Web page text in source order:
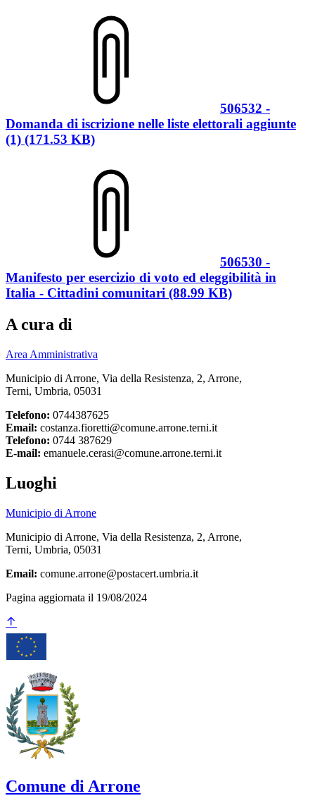
506532 -
Domanda di iscrizione nelle liste elettorali aggiunte
(1) (171.53 KB)
506530 -
Manifesto per esercizio di voto ed eleggibilità in
Italia - Cittadini comunitari (88.99 KB)
A cura di
Area Amministrativa
Municipio di Arrone, Via della Resistenza, 2, Arrone,
Terni, Umbria, 05031
Telefono: 0744387625
Email: costanza.fioretti@comune.arrone.terni.it
Telefono: 0744 387629
E-mail: emanuele.cerasi@comune.arrone.terni.it
Luoghi
Municipio di Arrone
Municipio di Arrone, Via della Resistenza, 2, Arrone,
Terni, Umbria, 05031
Email: comune.arrone@postacert.umbria.it
Pagina aggiornata il 19/08/2024
Comune di Arrone